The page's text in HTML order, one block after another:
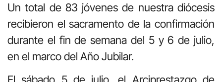
Un total de 83 jóvenes de nuestra diócesis
recibieron el sacramento de la confirmación
durante el fin de semana del 5 y 6 de julio,
en el marco del Año Jubilar.